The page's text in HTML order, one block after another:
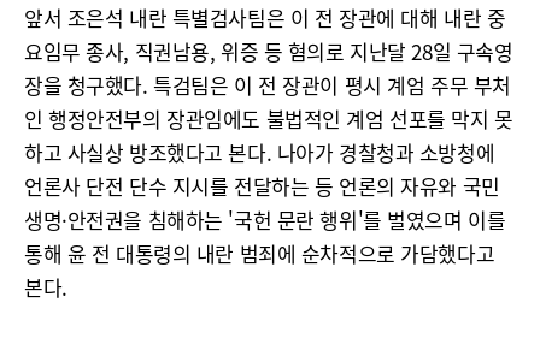
앞서 조은석 내란 특별검사팀은 이 전 장관에 대해 내란 중
요임무 종사, 직권남용, 위증 등 혐의로 지난달 28일 구속영
장을 청구했다. 특검팀은 이 전 장관이 평시 계엄 주무 부처
인 행정안전부의 장관임에도 불법적인 계엄 선포를 막지 못
하고 사실상 방조했다고 본다. 나아가 경찰청과 소방청에
언론사 단전 단수 지시를 전달하는 등 언론의 자유와 국민
생명·안전권을 침해하는 '국헌 문란 행위'를 벌였으며 이를
통해 윤 전 대통령의 내란 범죄에 순차적으로 가담했다고
본다.